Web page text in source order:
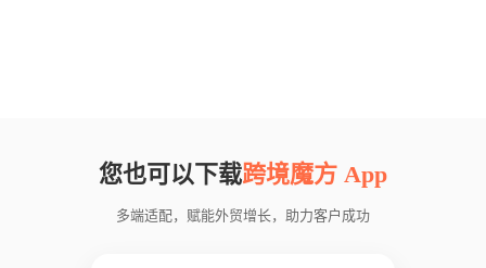
您也可以下载跨境魔方 App
多端适配，赋能外贸增长，助力客户成功